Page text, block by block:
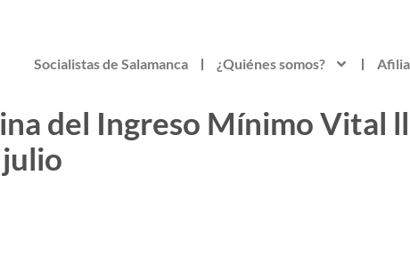
Socialistas de Salamanca ¿Quiénes somos?
del Ingreso Mínimo Vital
julio